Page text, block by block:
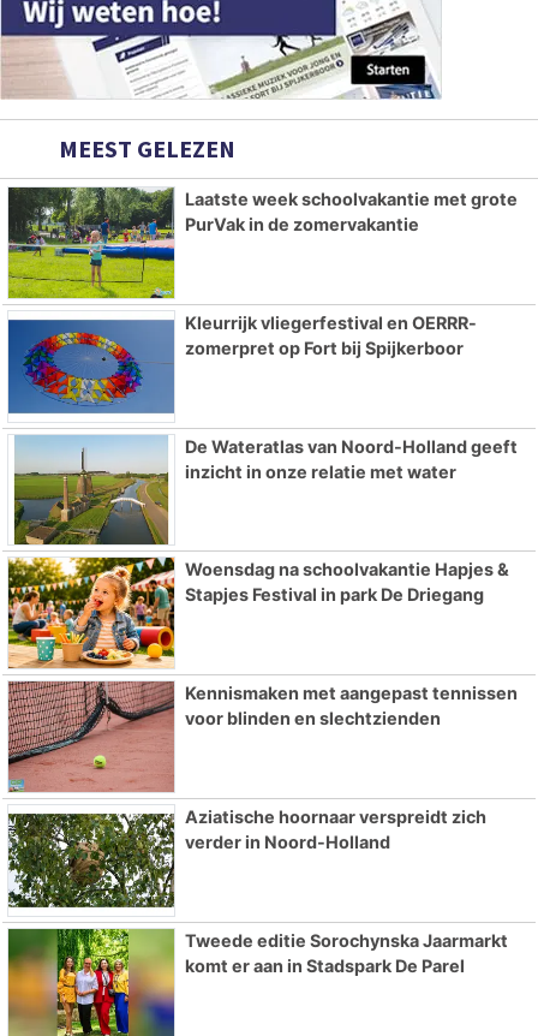
MEEST GELEZEN
Laatste week schoolvakantie met grote
PurVak in de zomervakantie
Kleurrijk vliegerfestival en OERRR-
zomerpret op Fort bij Spijkerboor
De Wateratlas van Noord-Holland geeft
inzicht in onze relatie met water
Woensdag na schoolvakantie Hapjes &
Stapjes Festival in park De Driegang
Kennismaken met aangepast tennissen
voor blinden en slechtzienden
Aziatische hoornaar verspreidt zich
verder in Noord-Holland
Tweede editie Sorochynska Jaarmarkt
komt er aan in Stadspark De Parel